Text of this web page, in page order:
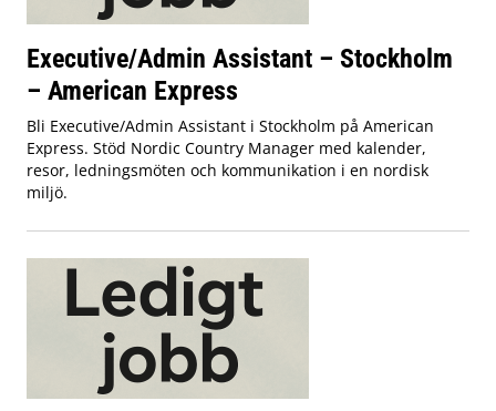
Executive/Admin Assistant – Stockholm
– American Express
Bli Executive/Admin Assistant i Stockholm på American
Express. Stöd Nordic Country Manager med kalender,
resor, ledningsmöten och kommunikation i en nordisk
miljö.